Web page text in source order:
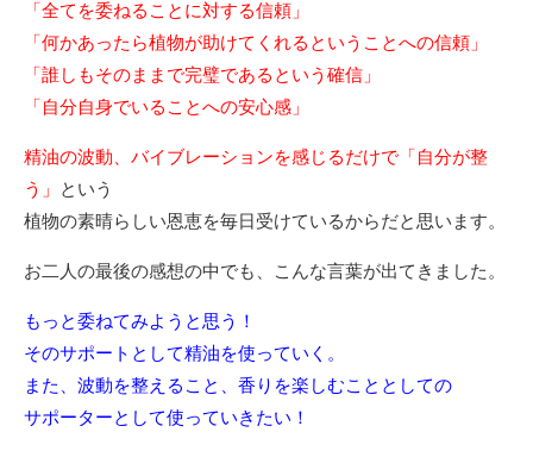
「全てを委ねることに対する信頼」
「何かあったら植物が助けてくれるということへの信頼」
「誰しもそのままで完璧であるという確信」
「自分自身でいることへの安心感」
精油の波動、バイブレーションを感じるだけで「自分が整
う」
という
植物の素晴らしい恩恵を毎日受けているからだと思います。
お二人の最後の感想の中でも、こんな言葉が出てきました。
もっと委ねてみようと思う！
そのサポートとして精油を使っていく。
また、波動を整えること、香りを楽しむこととしての
サポーターとして使っていきたい！